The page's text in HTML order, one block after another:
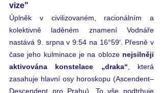
vize"
Úplněk v civilizovaném, racionálním a
kolektivně laděném znamení Vodnáře
nastává 9. srpna v 9:54 na 16°59′. Přesně v
čase jeho kulminace je na obloze nejsilněji
aktivována konstelace „draka“ , která
zasahuje hlavní osy horoskopu (Ascendent–